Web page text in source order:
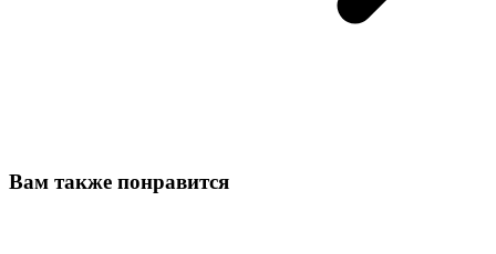
Вам также понравится